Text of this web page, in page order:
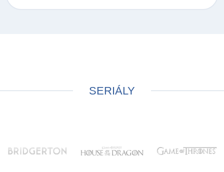
SERIÁLY